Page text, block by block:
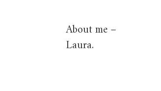
About me –
Laura.